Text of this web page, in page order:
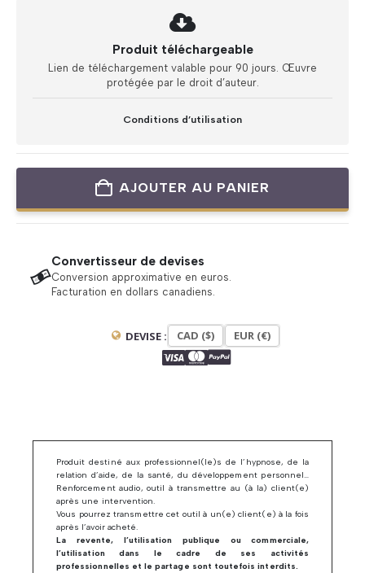
Produit téléchargeable
Lien de téléchargement valable pour 90 jours. Œuvre
protégée par le droit d’auteur.
Conditions d’utilisation
AJOUTER AU PANIER
Convertisseur de devises
Conversion approximative en euros.
Facturation en dollars canadiens.
DEVISE : CAD ($) EUR (€)
Produit destiné aux professionnel(le)s de l’hypnose, de la
relation d’aide, de la santé, du développement personnel…
Renforcement audio, outil à transmettre au (à la) client(e)
après une intervention.
Vous pourrez transmettre cet outil à un(e) client(e) à la fois
après l’avoir acheté.
La revente, l’utilisation publique ou commerciale,
l’utilisation dans le cadre de ses activités
professionnelles et le partage sont toutefois interdits.